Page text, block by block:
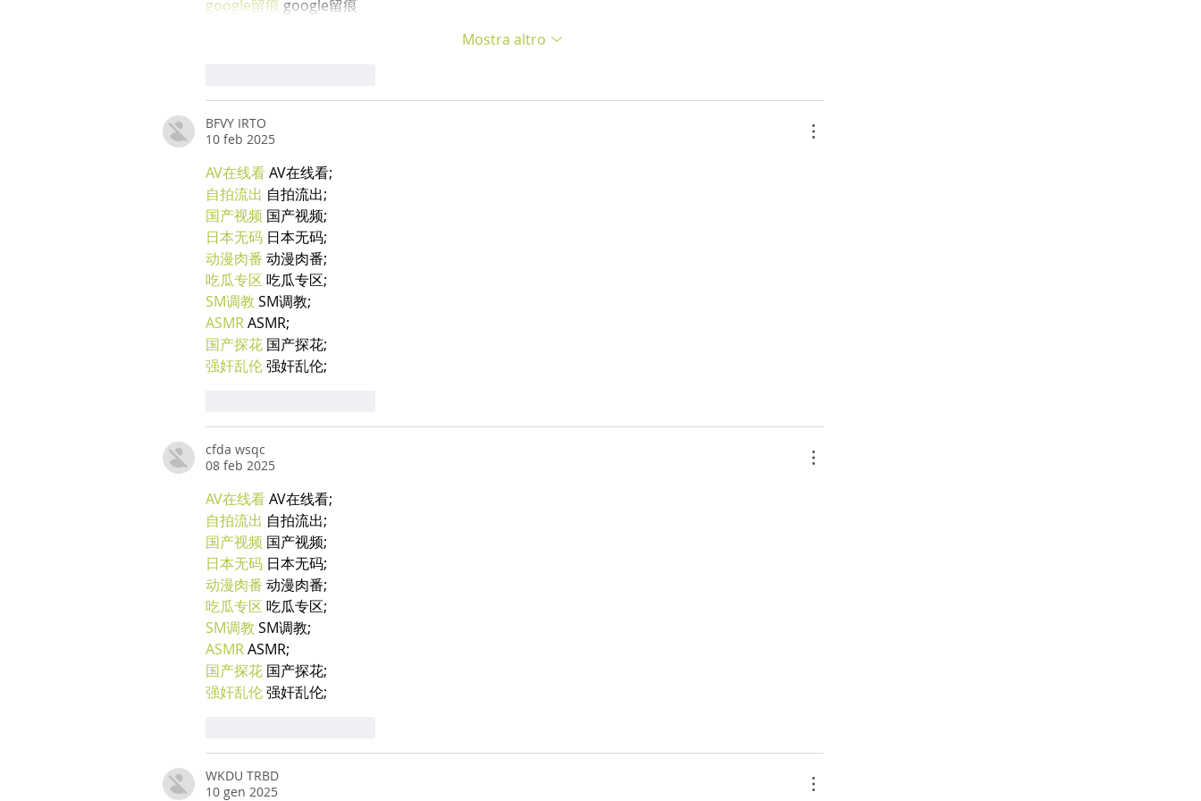
google留痕 google留痕
Mostra altro
BFVY IRTO
10 feb 2025
AV在线看 AV在线看;
自拍流出 自拍流出;
国产视频 国产视频;
日本无码 日本无码;
动漫肉番 动漫肉番;
吃瓜专区 吃瓜专区;
SM调教 SM调教;
ASMR ASMR;
国产探花 国产探花;
强奸乱伦 强奸乱伦;
cfda wsqc
08 feb 2025
AV在线看 AV在线看;
自拍流出 自拍流出;
国产视频 国产视频;
日本无码 日本无码;
动漫肉番 动漫肉番;
吃瓜专区 吃瓜专区;
SM调教 SM调教;
ASMR ASMR;
国产探花 国产探花;
强奸乱伦 强奸乱伦;
WKDU TRBD
10 gen 2025